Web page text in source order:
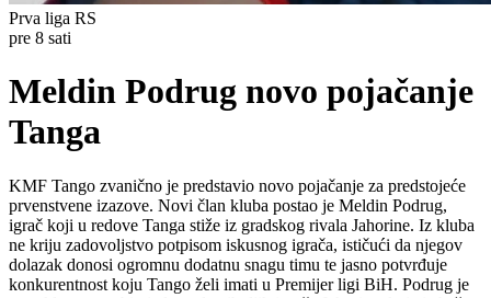
Prva liga RS
pre 8 sati
Meldin Podrug novo pojačanje
Tanga
KMF Tango zvanično je predstavio novo pojačanje za predstojeće
prvenstvene izazove. Novi član kluba postao je Meldin Podrug,
igrač koji u redove Tanga stiže iz gradskog rivala Jahorine. Iz kluba
ne kriju zadovoljstvo potpisom iskusnog igrača, ističući da njegov
dolazak donosi ogromnu dodatnu snagu timu te jasno potvrđuje
konkurentnost koju Tango želi imati u Premijer ligi BiH. Podrug je